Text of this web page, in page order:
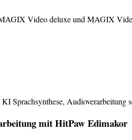
Video deluxe und MAGIX
Audioverarbeitung
mit HitPaw Edimakor